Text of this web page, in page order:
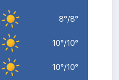
8°/8°
10°/10°
10°/10°